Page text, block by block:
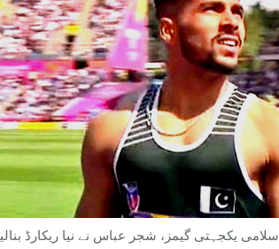
اسلامی یکجہتی گیمز، شجر عباس نے نیا ریکارڈ